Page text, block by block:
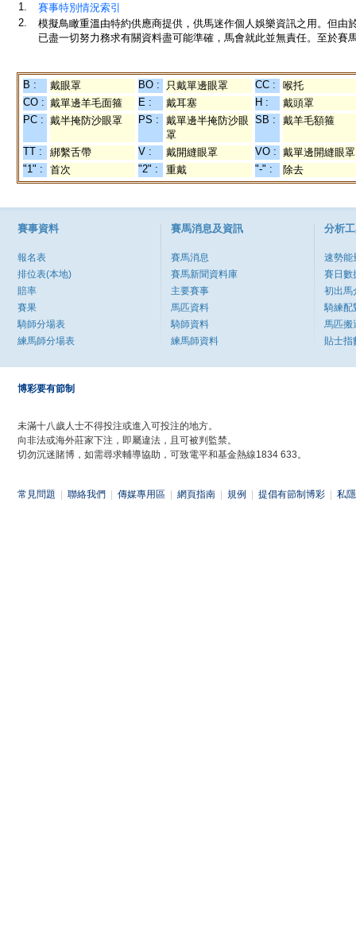
1.
賽事特別情況索引
2.
模擬鳥瞰重溫由特約供應商提供，供馬迷作個人娛樂資訊之用。但
已盡一切努力務求有關資料盡可能準確，馬會就此並無責任。至於賽
B : 戴眼罩 BO : 只戴單邊眼罩 CC :
喉托
CO : 戴單邊羊毛面箍 E : 戴耳塞 H :
戴頭罩
PC : 戴半掩防沙眼罩 PS :
戴單邊半掩防沙眼
罩
SB : 戴羊毛額箍
TT : 綁繫舌帶 V : 戴開縫眼罩 VO : 戴單邊開縫眼罩
"1" :
首次 "2" : 重戴 "-" : 除去
賽事資料
報名表
排位表(本地)
賠率
賽果
騎師分場表
練馬師分場表
賽馬消息及資訊
賽馬消息
賽馬新聞資料庫
主要賽事
馬匹資料
騎師資料
練馬師資料
分析
速勢能
賽日數
初出馬
騎練配
馬匹搬
貼士指
博彩要有節制
未滿十八歲人士不得投注或進入可投注的地方。
向非法或海外莊家下注，即屬違法，且可被判監禁。
切勿沉迷賭博，如需尋求輔導協助，可致電平和基金熱線1834 633。
常見問題 聯絡我們 傳媒專用區 網頁指南 規例 提倡有節制博彩 私